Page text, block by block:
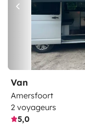
Van
Amersfoort
2 voyageurs
5,0